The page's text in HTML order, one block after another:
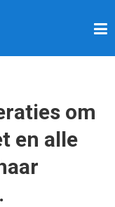
om
en alle